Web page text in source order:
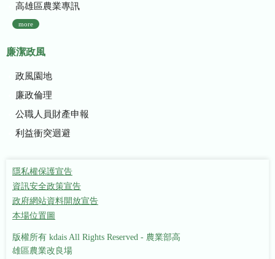
高雄區農業專訊
more
廉潔政風
政風園地
廉政倫理
公職人員財產申報
利益衝突迴避
隱私權保護宣告
資訊安全政策宣告
政府網站資料開放宣告
本場位置圖
版權所有 kdais All Rights Reserved - 農業部高
雄區農業改良場